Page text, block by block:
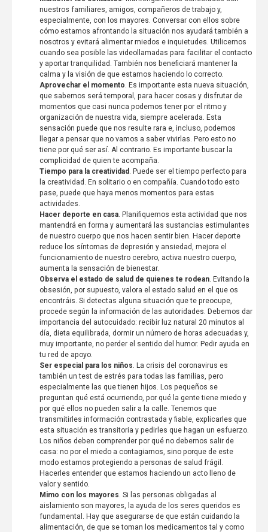
nuestros familiares, amigos, compañeros de trabajo y,
especialmente, con los mayores. Conversar con ellos sobre
cómo estamos afrontando la situación nos ayudará también a
nosotros y evitará alimentar miedos e inquietudes. Utilicemos
cuando sea posible las videollamadas para facilitar el contacto
y aportar tranquilidad. También nos beneficiará mantener la
calma y la visión de que estamos haciendo lo correcto.
Aprovechar el momento . Es importante esta nueva situación,
que sabemos será temporal, para hacer cosas y disfrutar de
momentos que casi nunca podemos tener por el ritmo y
organización de nuestra vida, siempre acelerada. Esta
sensación puede que nos resulte rara e, incluso, podemos
llegar a pensar que no vamos a saber vivirlas. Pero esto no
tiene por qué ser así. Al contrario. Es importante buscar la
complicidad de quien te acompaña.
Tiempo para la creatividad . Puede ser el tiempo perfecto para
la creatividad. En solitario o en compañía. Cuando todo esto
pase, puede que haya menos momentos para estas
actividades.
Hacer deporte en casa. Planifiquemos esta actividad que nos
mantendrá en forma y aumentará las sustancias estimulantes
de nuestro cuerpo que nos hacen sentir bien. Hacer deporte
reduce los síntomas de depresión y ansiedad, mejora el
funcionamiento de nuestro cerebro, activa nuestro cuerpo,
aumenta la sensación de bienestar.
Observa el estado de salud de quienes te rodean. Evitando la
obsesión, por supuesto, valora el estado salud en el que os
encontráis. Si detectas alguna situación que te preocupe,
procede según la información de las autoridades. Debemos dar
importancia del autocuidado: recibir luz natural 20 minutos al
día, dieta equilibrada, dormir un número de horas adecuadas y,
muy importante, no perder el sentido del humor. Pedir ayuda en
tu red de apoyo.
Ser especial para los niños . La crisis del coronavirus es
también un test de estrés para todas las familias, pero
especialmente las que tienen hijos. Los pequeños se
preguntan qué está ocurriendo, por qué la gente tiene miedo y
por qué ellos no pueden salir a la calle. Tenemos que
transmitirles información contrastada y fiable, explicarles que
esta situación es transitoria y pedirles que hagan un esfuerzo.
Los niños deben comprender por qué no debemos salir de
casa: no por el miedo a contagiarnos, sino porque de este
modo estamos protegiendo a personas de salud frágil.
Hacerles entender que estamos haciendo un acto lleno de
valor y sentido.
Mimo con los mayores . Si las personas obligadas al
aislamiento son mayores, la ayuda de los seres queridos es
fundamental. Hay que asegurarse de que están cuidando la
alimentación, de que se toman los medicamentos tal y como